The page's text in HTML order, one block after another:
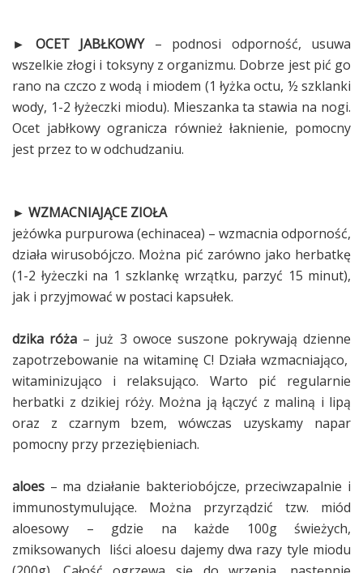
► OCET JABŁKOWY– podnosi odporność, usuwa
wszelkie złogi i toksyny z organizmu. Dobrze jest pić go
rano na czczo z wodą i miodem (1 łyżka octu, ½ szklanki
wody, 1-2 łyżeczki miodu). Mieszanka ta stawia na nogi.
Ocet jabłkowy ogranicza również łaknienie, pomocny
jest przez to w odchudzaniu.
► WZMACNIAJĄCE ZIOŁA
jeżówka purpurowa (echinacea) – wzmacnia odporność,
działa wirusobójczo. Można pić zarówno jako herbatkę
(1-2 łyżeczki na 1 szklankę wrzątku, parzyć 15 minut),
jak i przyjmować w postaci kapsułek.
dzika róża – już 3 owoce suszone pokrywają dzienne
zapotrzebowanie na witaminę C! Działa wzmacniająco,
witaminizująco i relaksująco. Warto pić regularnie
herbatki z dzikiej róży. Można ją łączyć z maliną i lipą
oraz z czarnym bzem, wówczas uzyskamy napar
pomocny przy przeziębieniach.
aloes – ma działanie bakteriobójcze, przeciwzapalnie i
immunostymulujące. Można przyrządzić tzw. miód
aloesowy – gdzie na każde 100g świeżych,
zmiksowanych liści aloesu dajemy dwa razy tyle miodu